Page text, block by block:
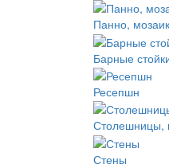
Панно,
Барные
Ресепшн
Столешницы,
Стены